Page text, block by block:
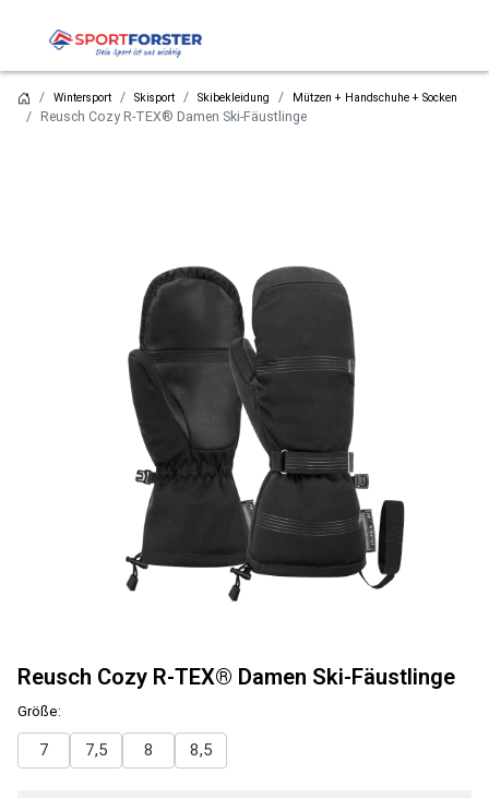
Wintersport Skisport Skibekleidung Mützen + Handschuhe + Socken
Reusch Cozy R-TEX® Damen Ski-Fäustlinge
Reusch Cozy R-TEX® Damen Ski-Fäustlinge
Größe:
7 7,5 8 8,5